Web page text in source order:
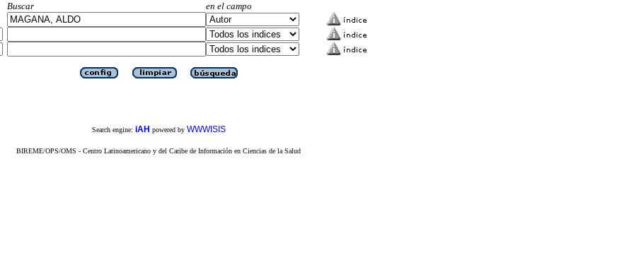
Buscar
en el campo
Search engine: iAH powered by WWWISIS
BIREME/OPS/OMS - Centro Latinoamericano y del Caribe de Información en Ciencias de la Salud